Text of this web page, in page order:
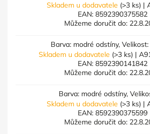
Skladem u dodavatele (>3 ks) |
EAN: 8592390375582
Můžeme doručit do:
Barva: modré odstíny,
Skladem u dodavatele (>3 ks) |
EAN: 8592390141842
Můžeme doručit do:
Barva: modré odstíny,
Skladem u dodavatele (>3 ks) |
EAN: 8592390375599
Můžeme doručit do: